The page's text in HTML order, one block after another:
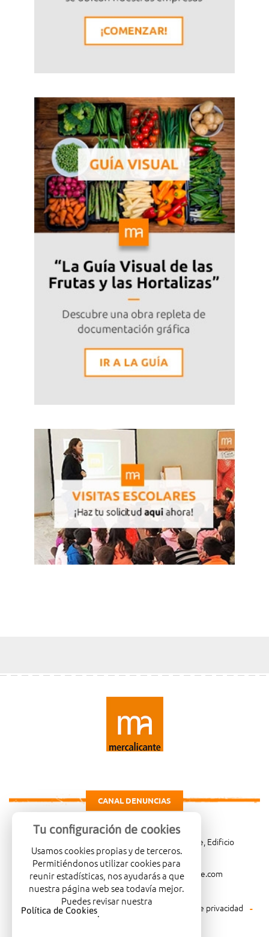
CANAL DENUNCIAS
Carretera de Madrid Km. 4, 03114 Alicante, Edificio
Administrativo, planta 3ª
966081001
merca@mercalicante.com
Aviso legal Política de cookies
Política de privacidad
Política medioambiental
Tu configuración de cookies
Usamos cookies propias y de terceros.
Permitiéndonos utilizar cookies para
reunir estadísticas, nos ayudarás a que
nuestra página web sea todavía mejor.
Puedes revisar nuestra
Política de Cookies.